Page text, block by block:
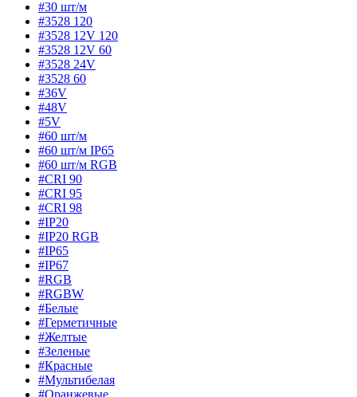
#30 шт/м
#3528 120
#3528 12V 120
#3528 12V 60
#3528 24V
#3528 60
#36V
#48V
#5V
#60 шт/м
#60 шт/м IP65
#60 шт/м RGB
#CRI 90
#CRI 95
#CRI 98
#IP20
#IP20 RGB
#IP65
#IP67
#RGB
#RGBW
#Белые
#Герметичные
#Желтые
#Зеленые
#Красные
#Мультибелая
#Оранжевые